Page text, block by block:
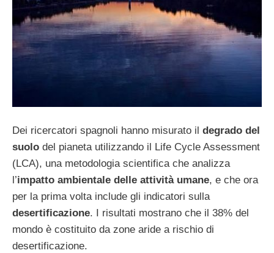
Dei ricercatori spagnoli hanno misurato il degrado del
suolo del pianeta utilizzando il Life Cycle Assessment
(LCA), una metodologia scientifica che analizza
l’impatto ambientale delle attività umane, e che ora
per la prima volta include gli indicatori sulla
desertificazione. I risultati mostrano che il 38% del
mondo è costituito da zone aride a rischio di
desertificazione.